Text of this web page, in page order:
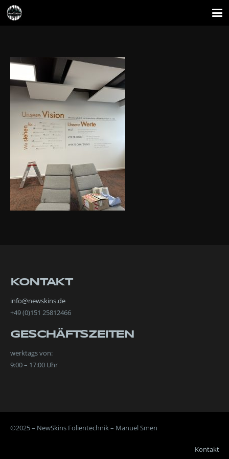
KONTAKT
info@newskins.de
+49 (0)151 25812466
GESCHÄFTSZEITEN
werktags von:
9:00 – 17:00 Uhr
©2025 – NewSkins Folientechnik – Manuel Smen
Kontakt